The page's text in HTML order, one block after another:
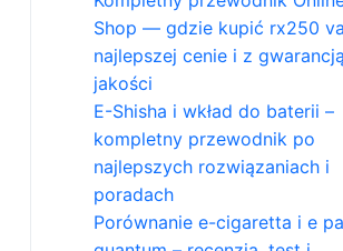
Shop — gdzie kupić rx250
najlepszej cenie i z gwarancją
jakości
E-Shisha i wkład do baterii –
kompletny przewodnik po
najlepszych rozwiązaniach i
poradach
Porównanie e-cigaretta i e